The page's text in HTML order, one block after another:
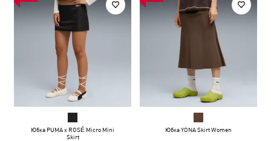
Юбка PUMA x ROSÉ Micro Mini
Skirt
Юбка YONA Skirt Women